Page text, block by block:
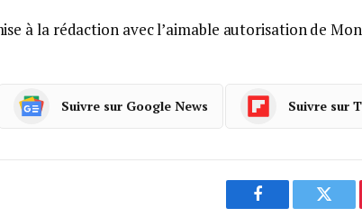
à la rédaction avec l’aimable autorisation de
Suivre sur Google News Suivre sur
Facebook